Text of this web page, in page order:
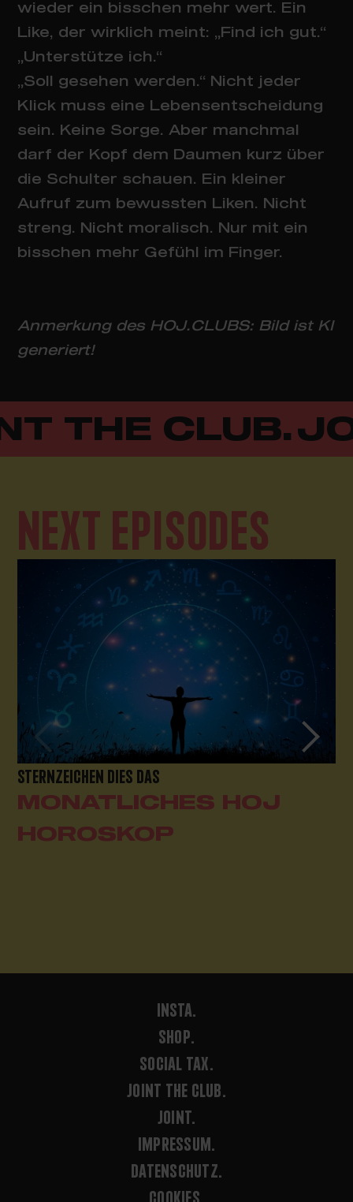
wieder ein bisschen mehr wert. Ein
Like, der wirklich meint: „Find ich gut.“
„Unterstütze ich.“
„Soll gesehen werden.“ Nicht jeder
Klick muss eine Lebensentscheidung
sein. Keine Sorge. Aber manchmal
darf der Kopf dem Daumen kurz über
die Schulter schauen. Ein kleiner
Aufruf zum bewussten Liken. Nicht
streng. Nicht moralisch. Nur mit ein
bisschen mehr Gefühl im Finger.
Anmerkung des HOJ.CLUBS: Bild ist KI
generiert!
THE CLUB.
NEXT EPISODES
STERNZEICHEN DIES DAS
MONATLICHES HOJ
HOROSKOP
INSTA.
SHOP.
SOCIAL TAX.
JOINT THE CLUB.
JOINT.
IMPRESSUM.
DATENSCHUTZ.
COOKIES.